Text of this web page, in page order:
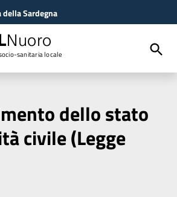
della Sardegna
Nuoro
sanitaria locale
dello stato
civile (Legge